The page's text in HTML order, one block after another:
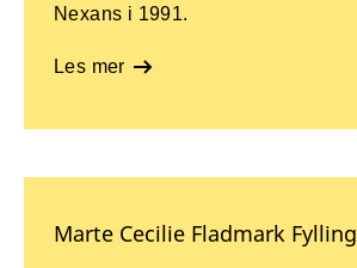
Nexans i 1991.
Les mer
Marte Cecilie Fladmark Fylling